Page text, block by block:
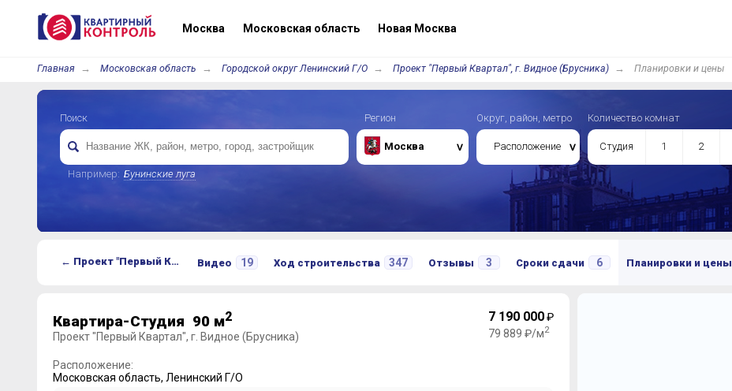
Москва Московская область Новая Москва
Главная Московская область Городской округ Ленинский Г/О Проект "Первый Квартал", г. Видное (Брусника) Планировки и цены
Поиск
Например: Бунинские луга
Регион
Москва
Округ, район, метро
Расположение
Количество комнат
Студия 1 2
← Проект "Первый Квартал" Видео 19 Ход строительства 347 Отзывы 3 Сроки сдачи 6 Планировки и цены
Квартира-Студия 90 м2
Проект "Первый Квартал", г. Видное (Брусника)
7 190 000₽
79 889 ₽/м2
Расположение:
Московская область, Ленинский Г/О